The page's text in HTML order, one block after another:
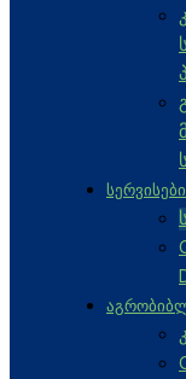
ᲡᲔᲠᲕᲘᲡᲔᲑᲘ